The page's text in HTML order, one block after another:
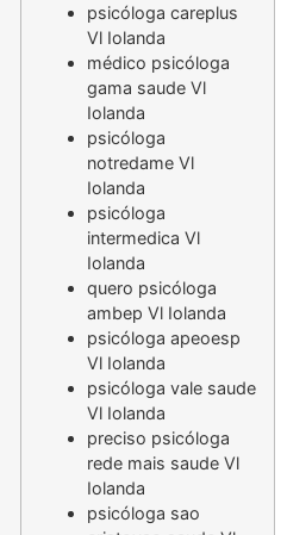
psicóloga careplus
Vl Iolanda
médico psicóloga
gama saude Vl
Iolanda
psicóloga
notredame Vl
Iolanda
psicóloga
intermedica Vl
Iolanda
quero psicóloga
ambep Vl Iolanda
psicóloga apeoesp
Vl Iolanda
psicóloga vale saude
Vl Iolanda
preciso psicóloga
rede mais saude Vl
Iolanda
psicóloga sao